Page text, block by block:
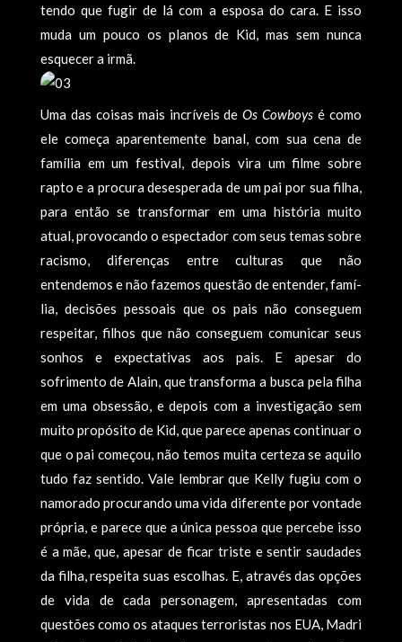
tendo que fugir de lá com a esposa do cara. E isso
muda um pouco os planos de Kid, mas sem nunca
esquecer a irmã.
Uma das coisas mais incrí­veis deOs Cowboys é como
ele começa aparentemente banal, com sua cena de
famí­lia em um festival, depois vira um filme sobre
rapto e a procura desesperada de um pai por sua filha,
para então se transformar em uma história muito
atual, provocando o espectador com seus temas sobre
racismo, diferenças entre culturas que não
entendemos e não fazemos questão de entender, famí­
lia, decisões pessoais que os pais não conseguem
respeitar, filhos que não conseguem comunicar seus
sonhos e expectativas aos pais. E apesar do
sofrimento de Alain, que transforma a busca pela filha
em uma obsessão, e depois com a investigação sem
muito propósito de Kid, que parece apenas continuar o
que o pai começou, não temos muita certeza se aquilo
tudo faz sentido. Vale lembrar que Kelly fugiu com o
namorado procurando uma vida diferente por vontade
própria, e parece que a única pessoa que percebe isso
é a mãe, que, apesar de ficar triste e sentir saudades
da filha, respeita suas escolhas. E, através das opções
de vida de cada personagem, apresentadas com
questões como os ataques terroristas nos EUA, Madri